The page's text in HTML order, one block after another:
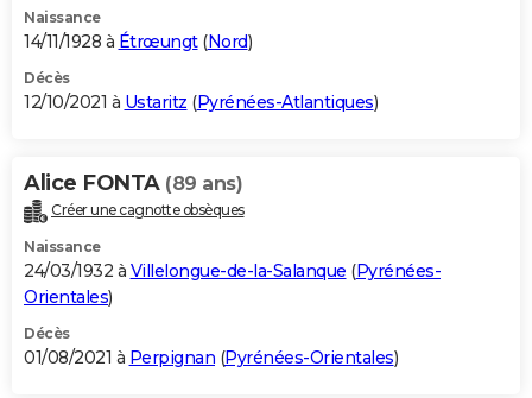
Naissance
14/11/1928 à Étrœungt(Nord)
Décès
12/10/2021 à Ustaritz (Pyrénées-Atlantiques)
Alice FONTA (89 ans)
Créer une cagnotte obsèques
Naissance
24/03/1932 à Villelongue-de-la-Salanque (Pyrénées-
Orientales)
Décès
01/08/2021 à Perpignan (Pyrénées-Orientales)